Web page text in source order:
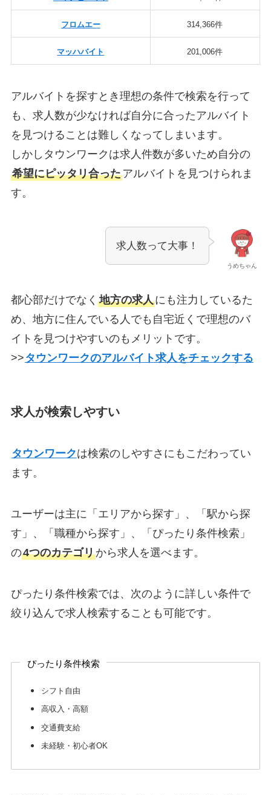
フロムエー 314,366件
マッハバイト 201,006件
アルバイトを探すとき理想の条件で検索を行って
も、求人数が少なければ自分に合ったアルバイト
を見つけることは難しくなってしまいます。
しかしタウンワークは求人件数が多いため自分の
希望にピッタリ合ったアルバイトを見つけられま
す。
うめちゃん
求人数って大事！
都心部だけでなく 地方の求人にも注力しているた
め、地方に住んでいる人でも自宅近くで理想のバ
イトを見つけやすいのもメリットです。
>> タウンワークのアルバイト求人をチェックする
求人が検索しやすい
タウンワークは検索のしやすさにもこだわってい
ます。
ユーザーは主に「エリアから探す」、「駅から探
す」、「職種から探す」、「ぴったり条件検索」
の4つのカテゴリから求人を選べます。
ぴったり条件検索では、次のように詳しい条件で
絞り込んで求人検索することも可能です。
ぴったり条件検索
シフト自由
高収入・高額
交通費支給
未経験・初心者OK